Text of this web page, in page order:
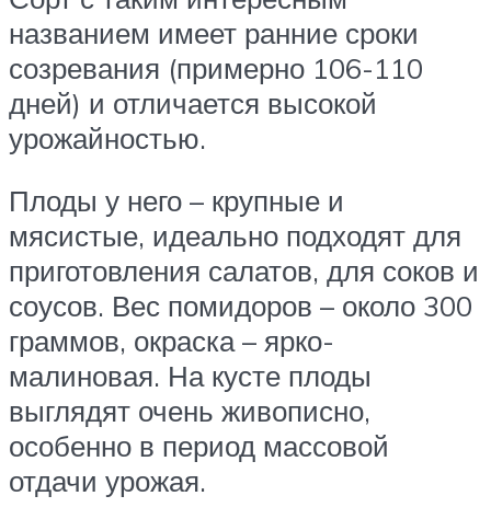
названием имеет ранние сроки
созревания (примерно 106-110
дней) и отличается высокой
урожайностью.
Плоды у него – крупные и
мясистые, идеально подходят для
приготовления салатов, для соков и
соусов. Вес помидоров – около 300
граммов, окраска – ярко-
малиновая. На кусте плоды
выглядят очень живописно,
особенно в период массовой
отдачи урожая.